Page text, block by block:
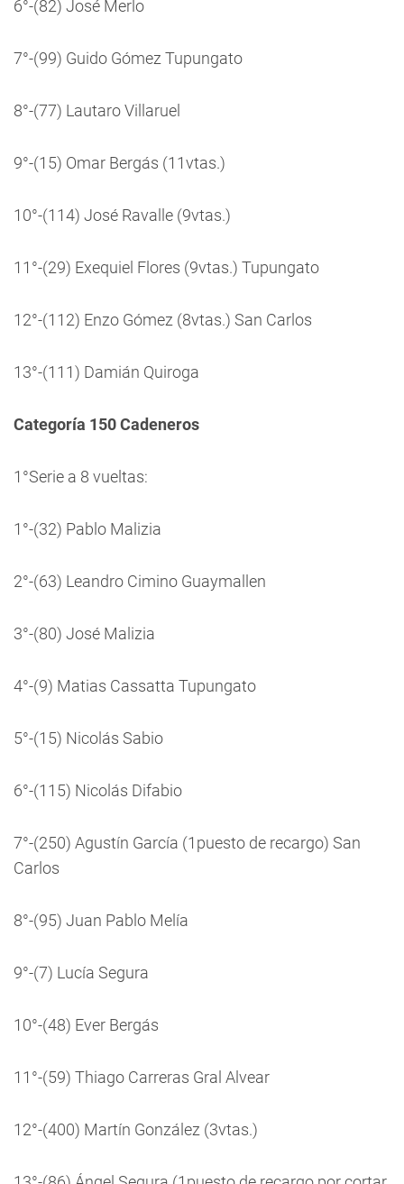
6°-(82) José Merlo
7°-(99) Guido Gómez Tupungato
8°-(77) Lautaro Villaruel
9°-(15) Omar Bergás (11vtas.)
10°-(114) José Ravalle (9vtas.)
11°-(29) Exequiel Flores (9vtas.) Tupungato
12°-(112) Enzo Gómez (8vtas.) San Carlos
13°-(111) Damián Quiroga
Categoría 150 Cadeneros
1°Serie a 8 vueltas:
1°-(32) Pablo Malizia
2°-(63) Leandro Cimino Guaymallen
3°-(80) José Malizia
4°-(9) Matias Cassatta Tupungato
5°-(15) Nicolás Sabio
6°-(115) Nicolás Difabio
7°-(250) Agustín García (1puesto de recargo) San
Carlos
8°-(95) Juan Pablo Melía
9°-(7) Lucía Segura
10°-(48) Ever Bergás
11°-(59) Thiago Carreras Gral Alvear
12°-(400) Martín González (3vtas.)